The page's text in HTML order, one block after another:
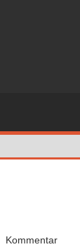
Kommentar